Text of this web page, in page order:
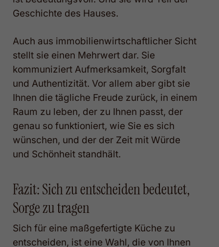
Geschichte des Hauses.
Auch aus immobilienwirtschaftlicher Sicht
stellt sie einen Mehrwert dar. Sie
kommuniziert Aufmerksamkeit, Sorgfalt
und Authentizität. Vor allem aber gibt sie
Ihnen die tägliche Freude zurück, in einem
Raum zu leben, der zu Ihnen passt, der
genau so funktioniert, wie Sie es sich
wünschen, und der der Zeit mit Würde
und Schönheit standhält.
Fazit: Sich zu entscheiden bedeutet,
Sorge zu tragen
Sich für eine maßgefertigte Küche zu
entscheiden, ist eine Wahl, die von Ihnen